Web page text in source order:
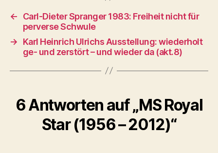
←
Carl-Dieter Spranger 1983: Freiheit nicht für
perverse Schwule
→
Karl Heinrich Ulrichs Ausstellung: wiederholt
ge- und zerstört – und wieder da (akt.8)
6 Antworten auf „MS Royal
Star (1956 – 2012)“